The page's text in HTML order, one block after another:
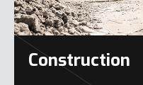
Construction